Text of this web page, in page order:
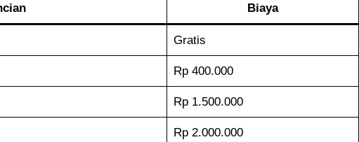
Biaya
Gratis
Rp 400.000
Rp 1.500.000
Rp 2.000.000